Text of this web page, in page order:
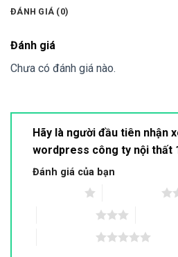
ĐÁNH GIÁ (0)
Đánh giá
Chưa có đánh giá nào.
Hãy là người đầu tiên nhận
wordpress công ty nội thất
Đánh giá của bạn